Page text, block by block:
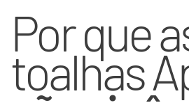
Por que
toalhas